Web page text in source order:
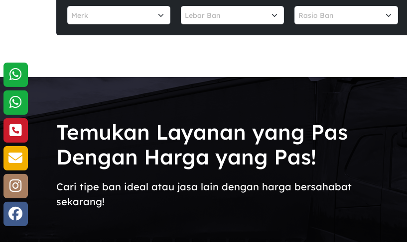
Merk Lebar Ban Rasio Ban
Temukan Layanan yang Pas
Dengan Harga yang Pas!
Cari tipe ban ideal atau jasa lain dengan harga bersahabat
sekarang!